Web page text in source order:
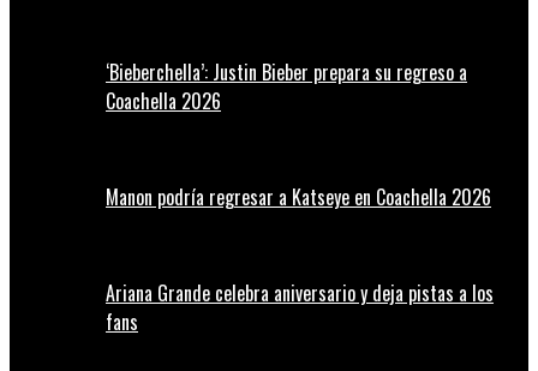
‘Bieberchella’: Justin Bieber prepara su regreso a
Coachella 2026
Manon podría regresar a Katseye en Coachella 2026
Ariana Grande celebra aniversario y deja pistas a los
fans